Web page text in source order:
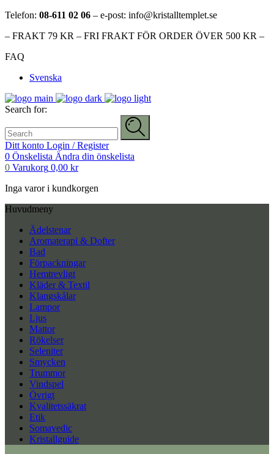
Telefon: 08-611 02 06 – e-post: info@kristalltemplet.se
– FRAKT 79 KR – FRI FRAKT FÖR ORDER ÖVER 500 KR –
FAQ
Svenska
Search for:
Ditt konto Login / Register
0 Önskelista Ändra din önskelista
0 Varukorg 0,00 kr
Inga varor i kundkorgen
Huvudmeny
Ädelstenar
Aromaterapi & Dofter
Bad
Förpackningar
Hemtrevligt
Kläder & Textil
Klangskålar
Lampor
Ljus
Mattor
Rökelser
Seleniter
Smycken
Trummor
Vindspel
Övrigt
Kvalitetssäkrat
Etik
Somavedic
Kristallguide